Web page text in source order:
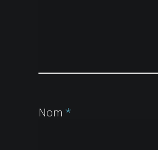
Nom *